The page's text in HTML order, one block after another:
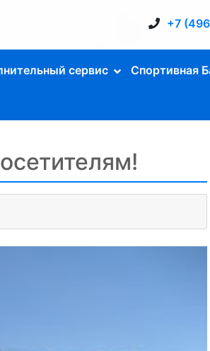
+7
сервис Спортивная